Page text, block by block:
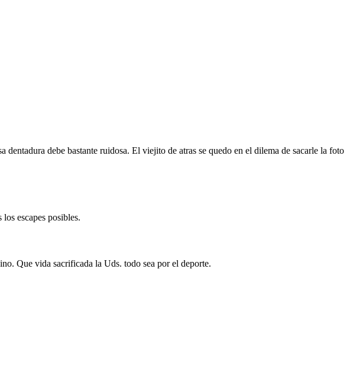
debe bastante ruidosa. El viejito de atras se quedo en el dilema de sacarle la foto
escapes posibles.
Que vida sacrificada la Uds. todo sea por el deporte.